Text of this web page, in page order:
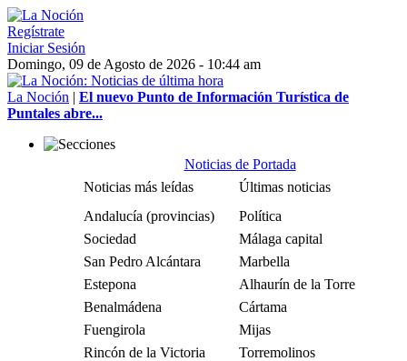
Regístrate
Iniciar Sesión
Domingo, 09 de Agosto de 2026 - 10:44 am
La Noción | El nuevo Punto de Información Turística de
Puntales abre...
Noticias de Portada
Noticias más leídas
Últimas noticias
Andalucía (provincias)
Política
Sociedad
Málaga capital
San Pedro Alcántara
Marbella
Estepona
Alhaurín de la Torre
Benalmádena
Cártama
Fuengirola
Mijas
Rincón de la Victoria
Torremolinos